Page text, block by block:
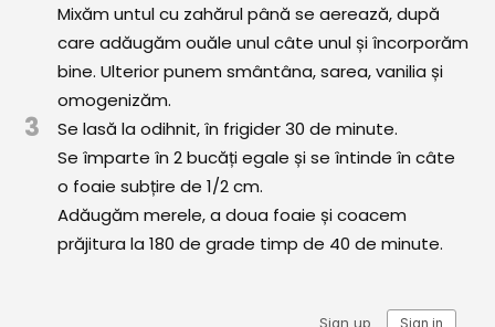
Cum adăugăm o rețetă
Regulament de postare
CONCURS
Mixăm untul cu zahărul până se aerează, după
care adăugăm ouăle unul câte unul și încorporăm
bine. Ulterior punem smântâna, sarea, vanilia și
omogenizăm.
3
Se lasă la odihnit, în frigider 30 de minute.
Se împarte în 2 bucăți egale și se întinde în câte
o foaie subțire de 1/2 cm.
Adăugăm merele, a doua foaie și coacem
prăjitura la 180 de grade timp de 40 de minute.